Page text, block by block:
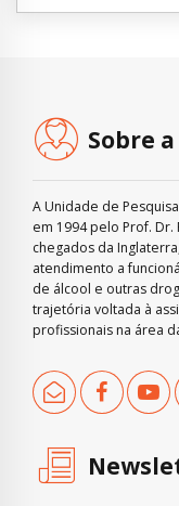
Sobre
A Unidade de
em 1994 pelo Prof. Dr.
chegados da
atendimento a
de álcool e outras
trajetória voltada à
profissionais na área